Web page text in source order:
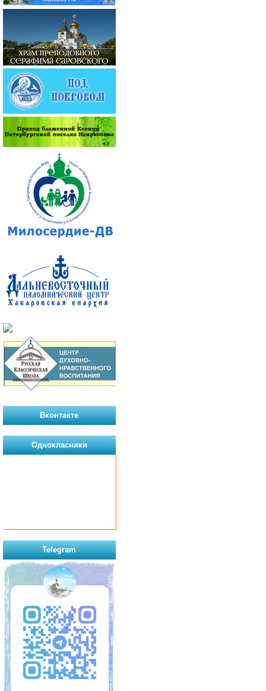
Вконтакте
Однокласники
Telegram